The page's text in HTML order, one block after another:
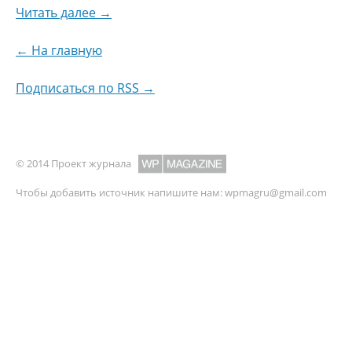
Читать далее →
← На главную
Подписаться по RSS →
© 2014 Проект журнала
Чтобы добавить источник напишите нам:wpmagru@gmail.com